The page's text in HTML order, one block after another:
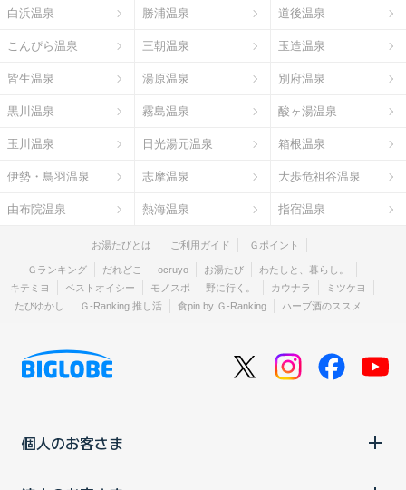
白浜温泉 勝浦温泉 道後温泉
こんぴら温泉 三朝温泉 玉造温泉
皆生温泉 湯原温泉 別府温泉
黒川温泉 霧島温泉 酸ヶ湯温泉
玉川温泉 日光湯元温泉 箱根温泉
伊勢・鳥羽温泉 志摩温泉 大歩危祖谷温泉
由布院温泉 熱海温泉 指宿温泉
お湯たびとは ご利用ガイド Ｇポイント
Ｇランキング だれどこ ocruyo お湯たび
わたしと、暮らし。
キテミヨ
ベストオイシー モノスポ 野に行く。 カウナラ
ミツケヨ
たびゆかし
Ｇ-Ranking 推し活 食pin by Ｇ-Ranking ハーブ酒のススメ
個人のお客さま